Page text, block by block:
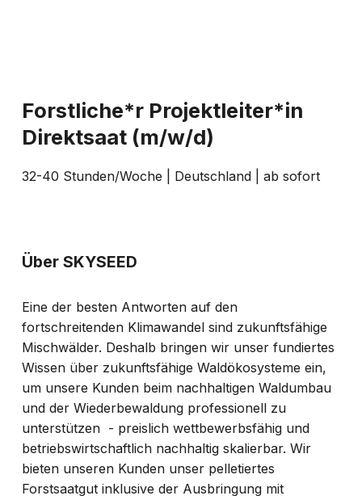
Forstliche*r Projektleiter*in
Direktsaat (m/w/d)
32-40 Stunden/Woche | Deutschland | ab sofort
Über SKYSEED
Eine der besten Antworten auf den
fortschreitenden Klimawandel sind zukunftsfähige
Mischwälder. Deshalb bringen wir unser fundiertes
Wissen über zukunftsfähige Waldökosysteme ein,
um unsere Kunden beim nachhaltigen Waldumbau
und der Wiederbewaldung professionell zu
unterstützen - preislich wettbewerbsfähig und
betriebswirtschaftlich nachhaltig skalierbar. Wir
bieten unseren Kunden unser pelletiertes
Forstsaatgut inklusive der Ausbringung mit